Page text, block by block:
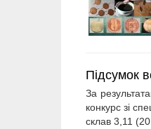
Підсумок
За
конкурс зі
склав 3,11